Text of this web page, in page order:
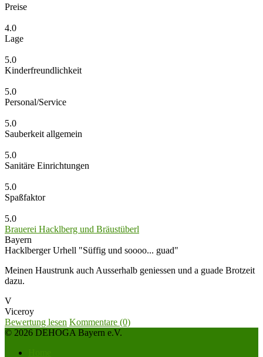
Preise
4.0
Lage
5.0
Kinderfreundlichkeit
5.0
Personal/Service
5.0
Sauberkeit allgemein
5.0
Sanitäre Einrichtungen
5.0
Spaßfaktor
5.0
Brauerei Hacklberg und Bräustüberl
Bayern
Hacklberger Urhell "Süffig und soooo... guad"
Meinen Haustrunk auch Ausserhalb geniessen und a guade Brotzeit
dazu.
V
Viceroy
Bewertung lesen Kommentare (0)
© 2026 DEHOGA Bayern e.V.